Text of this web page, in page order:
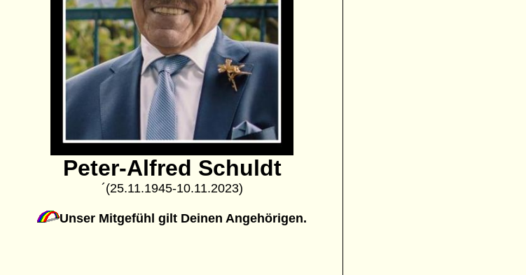
Peter-Alfred Schuldt
´(25.11.1945-10.11.2023)
Unser Mitgefühl gilt Deinen Angehörigen.